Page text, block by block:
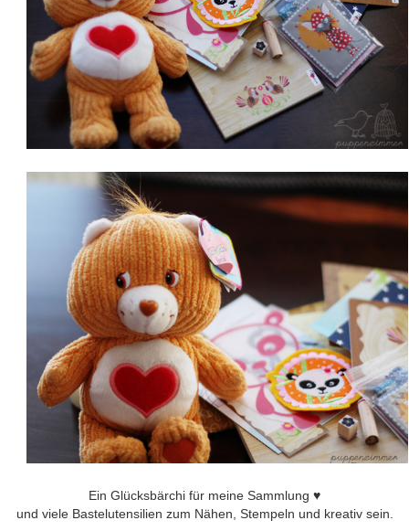
Ein Glücksbärchi für meine Sammlung ♥
und viele Bastelutensilien zum Nähen, Stempeln und kreativ sein.